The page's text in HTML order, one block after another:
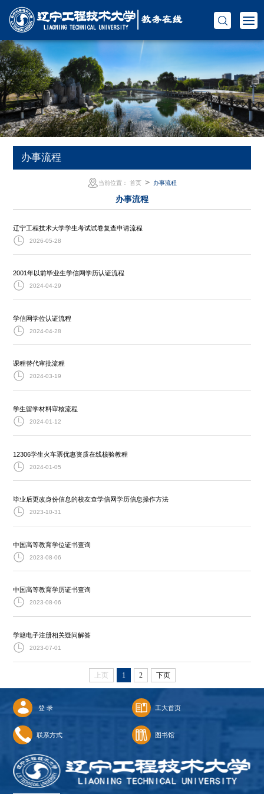
办事流程
当前位置： 首页 ＞ 办事流程
办事流程
辽宁工程技术大学学生考试试卷复查申请流程
2026-05-28
2001年以前毕业生学信网学历认证流程
2024-04-29
学信网学位认证流程
2024-04-28
课程替代审批流程
2024-03-19
学生留学材料审核流程
2024-01-12
12306学生火车票优惠资质在线核验教程
2024-01-05
毕业后更改身份信息的校友查学信网学历信息操作方法
2023-10-31
中国高等教育学位证书查询
2023-08-06
中国高等教育学历证书查询
2023-08-06
学籍电子注册相关疑问解答
2023-07-01
上页 1 2 下页
登 录 工大首页
联系方式 图书馆